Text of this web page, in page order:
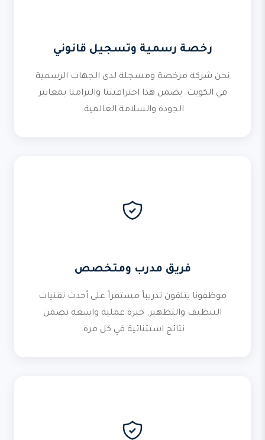
رخصة رسمية وتسجيل قانوني
نحن شركة مرخصة ومسجلة لدى الجهات الرسمية
في الكويت. يضمن هذا احترافيتنا والتزامنا بمعايير
الجودة والسلامة العالمية.
فريق مدرب ومتخصص
موظفونا يتلقون تدريباً مستمراً على أحدث تقنيات
التنظيف والتطهير. خبرة عملية واسعة تضمن
نتائج استثنائية في كل مرة.